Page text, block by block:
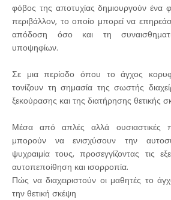
φόβος της αποτυχίας δημιουργούν ένα
περιβάλλον, το οποίο μπορεί να
απόδοση όσο και τη
υποψηφίων.
Σε μια περίοδο όπου το άγχος
τονίζουν τη σημασία της σωστής
ξεκούρασης και της διατήρησης θετικής
Μέσα από απλές αλλά ουσιαστικές
μπορούν να ενισχύσουν την
ψυχραιμία τους, προσεγγίζοντας τις
αυτοπεποίθηση και ισορροπία.
Πώς να διαχειριστούν οι μαθητές το
την θετική σκέψη